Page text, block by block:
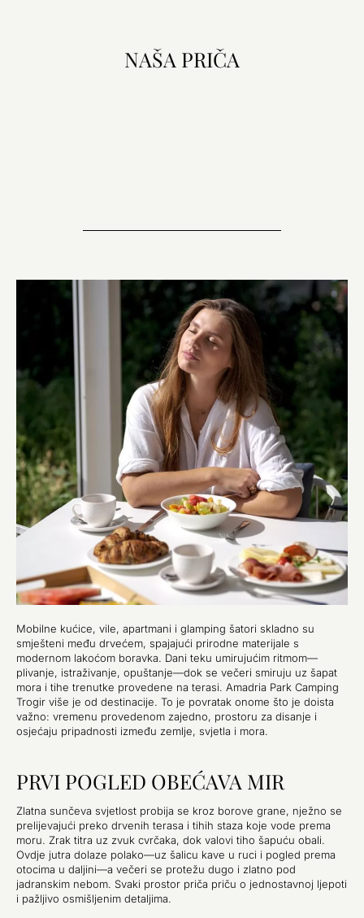
NAŠA PRIČA
Mobilne kućice, vile, apartmani i glamping šatori skladno su
smješteni među drvećem, spajajući prirodne materijale s
modernom lakoćom boravka. Dani teku umirujućim ritmom—
plivanje, istraživanje, opuštanje—dok se večeri smiruju uz šapat
mora i tihe trenutke provedene na terasi. Amadria Park Camping
Trogir više je od destinacije. To je povratak onome što je doista
važno: vremenu provedenom zajedno, prostoru za disanje i
osjećaju pripadnosti između zemlje, svjetla i mora.
PRVI POGLED OBEĆAVA MIR
Zlatna sunčeva svjetlost probija se kroz borove grane, nježno se
prelijevajući preko drvenih terasa i tihih staza koje vode prema
moru. Zrak titra uz zvuk cvrčaka, dok valovi tiho šapuću obali.
Ovdje jutra dolaze polako—uz šalicu kave u ruci i pogled prema
otocima u daljini—a večeri se protežu dugo i zlatno pod
jadranskim nebom. Svaki prostor priča priču o jednostavnoj ljepoti
i pažljivo osmišljenim detaljima.